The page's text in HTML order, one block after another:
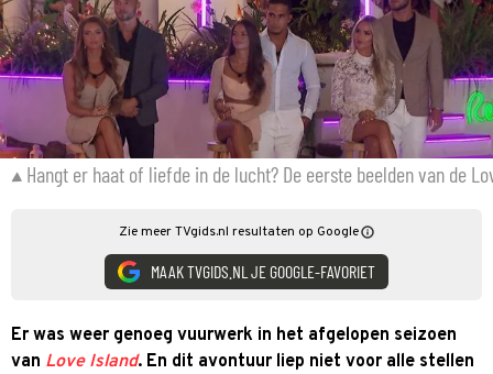
Hangt er haat of liefde in de lucht? De eerste beelden van de
Zie meer TVgids.nl resultaten op Google
MAAK TVGIDS.NL JE GOOGLE-FAVORIET
Er was weer genoeg vuurwerk in het afgelopen seizoen
van Love Island. En dit avontuur liep niet voor alle stellen